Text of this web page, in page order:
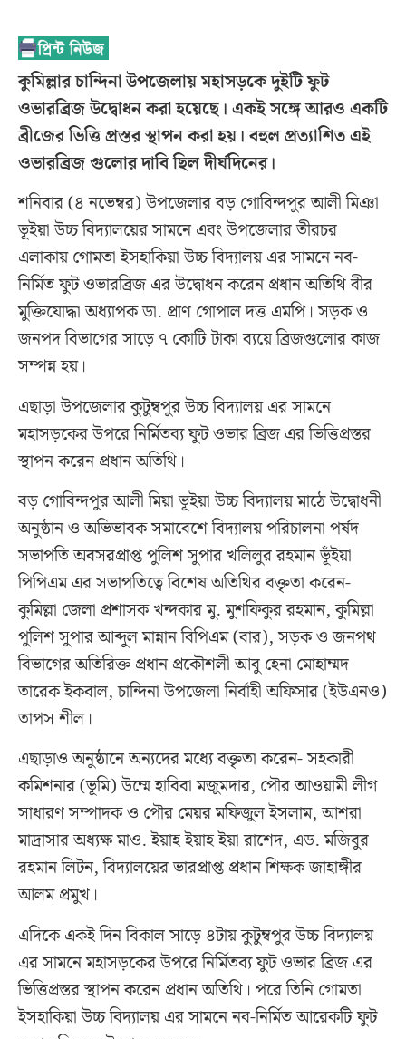
কুমিল্লার চান্দিনা উপজেলায় মহাসড়কে দুইটি ফুট
ওভারব্রিজ উদ্বোধন করা হয়েছে। একই সঙ্গে আরও একটি
ব্রীজের ভিত্তি প্রস্তর স্থাপন করা হয়। বহুল প্রত্যাশিত এই
ওভারব্রিজ গুলোর দাবি ছিল দীর্ঘদিনের।
শনিবার (৪ নভেম্বর) উপজেলার বড় গোবিন্দপুর আলী মিঞা
ভূইয়া উচ্চ বিদ্যালয়ের সামনে এবং উপজেলার তীরচর
এলাকায় গোমতা ইসহাকিয়া উচ্চ বিদ্যালয় এর সামনে নব-
নির্মিত ফুট ওভারব্রিজ এর উদ্বোধন করেন প্রধান অতিথি বীর
মুক্তিযোদ্ধা অধ্যাপক ডা. প্রাণ গোপাল দত্ত এমপি। সড়ক ও
জনপদ বিভাগের সাড়ে ৭ কোটি টাকা ব্যয়ে ব্রিজগুলোর কাজ
সম্পন্ন হয়।
এছাড়া উপজেলার কুটুম্বপুর উচ্চ বিদ্যালয় এর সামনে
মহাসড়কের উপরে নির্মিতব্য ফুট ওভার ব্রিজ এর ভিত্তিপ্রস্তর
স্থাপন করেন প্রধান অতিথি।
বড় গোবিন্দপুর আলী মিয়া ভূইয়া উচ্চ বিদ্যালয় মাঠে উদ্বোধনী
অনুষ্ঠান ও অভিভাবক সমাবেশে বিদ্যালয় পরিচালনা পর্ষদ
সভাপতি অবসরপ্রাপ্ত পুলিশ সুপার খলিলুর রহমান ভূঁইয়া
পিপিএম এর সভাপতিত্বে বিশেষ অতিথির বক্তৃতা করেন-
কুমিল্লা জেলা প্রশাসক খন্দকার মু. মুশফিকুর রহমান, কুমিল্লা
পুলিশ সুপার আব্দুল মান্নান বিপিএম (বার), সড়ক ও জনপথ
বিভাগের অতিরিক্ত প্রধান প্রকৌশলী আবু হেনা মোহাম্মদ
তারেক ইকবাল, চান্দিনা উপজেলা নির্বাহী অফিসার (ইউএনও)
তাপস শীল।
এছাড়াও অনুষ্ঠানে অন্যদের মধ্যে বক্তৃতা করেন- সহকারী
কমিশনার (ভূমি) উম্মে হাবিবা মজুমদার, পৌর আওয়ামী লীগ
সাধারণ সম্পাদক ও পৌর মেয়র মফিজুল ইসলাম, আশরা
মাদ্রাসার অধ্যক্ষ মাও. ইয়াহ ইয়াহ ইয়া রাশেদ, এড. মজিবুর
রহমান লিটন, বিদ্যালয়ের ভারপ্রাপ্ত প্রধান শিক্ষক জাহাঙ্গীর
আলম প্রমুখ।
এদিকে একই দিন বিকাল সাড়ে ৪টায় কুটুম্বপুর উচ্চ বিদ্যালয়
এর সামনে মহাসড়কের উপরে নির্মিতব্য ফুট ওভার ব্রিজ এর
ভিত্তিপ্রস্তর স্থাপন করেন প্রধান অতিথি। পরে তিনি গোমতা
ইসহাকিয়া উচ্চ বিদ্যালয় এর সামনে নব-নির্মিত আরেকটি ফুট